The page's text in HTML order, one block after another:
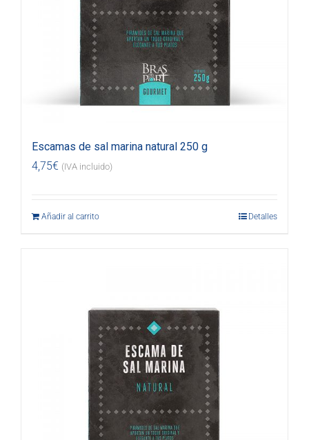
Escamas de sal marina natural 250 g
4,75€ (IVA incluido)
Añadir al carrito Detalles